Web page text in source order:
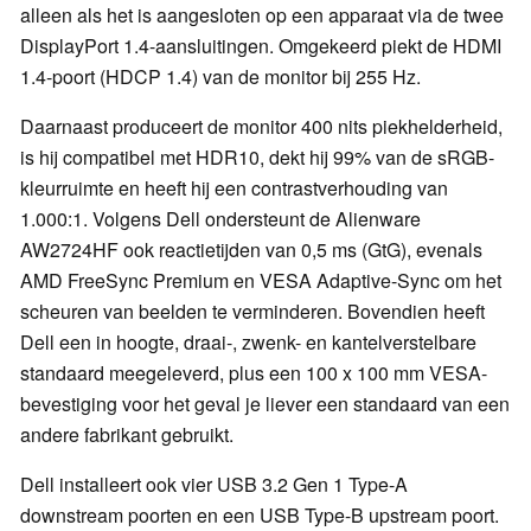
alleen als het is aangesloten op een apparaat via de twee
DisplayPort 1.4-aansluitingen. Omgekeerd piekt de HDMI
1.4-poort (HDCP 1.4) van de monitor bij 255 Hz.
Daarnaast produceert de monitor 400 nits piekhelderheid,
is hij compatibel met HDR10, dekt hij 99% van de sRGB-
kleurruimte en heeft hij een contrastverhouding van
1.000:1. Volgens Dell ondersteunt de Alienware
AW2724HF ook reactietijden van 0,5 ms (GtG), evenals
AMD FreeSync Premium en VESA Adaptive-Sync om het
scheuren van beelden te verminderen. Bovendien heeft
Dell een in hoogte, draai-, zwenk- en kantelverstelbare
standaard meegeleverd, plus een 100 x 100 mm VESA-
bevestiging voor het geval je liever een standaard van een
andere fabrikant gebruikt.
Dell installeert ook vier USB 3.2 Gen 1 Type-A
downstream poorten en een USB Type-B upstream poort.